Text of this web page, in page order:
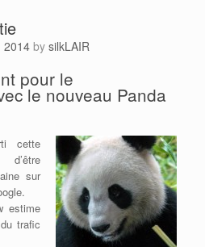
2014 by silkLAIR
pour le
le nouveau Panda
cette
sur
estime
trafic